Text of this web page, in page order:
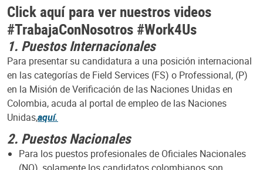
Click aquí para ver nuestros videos
#TrabajaConNosotros #Work4Us
1. Puestos Internacionales
Para presentar su candidatura a una posición internacional
en las categorías de Field Services (FS) o Professional, (P)
en la Misión de Verificación de las Naciones Unidas en
Colombia, acuda al portal de empleo de las Naciones
Unidas,aquí.
2. Puestos Nacionales
Para los puestos profesionales de Oficiales Nacionales